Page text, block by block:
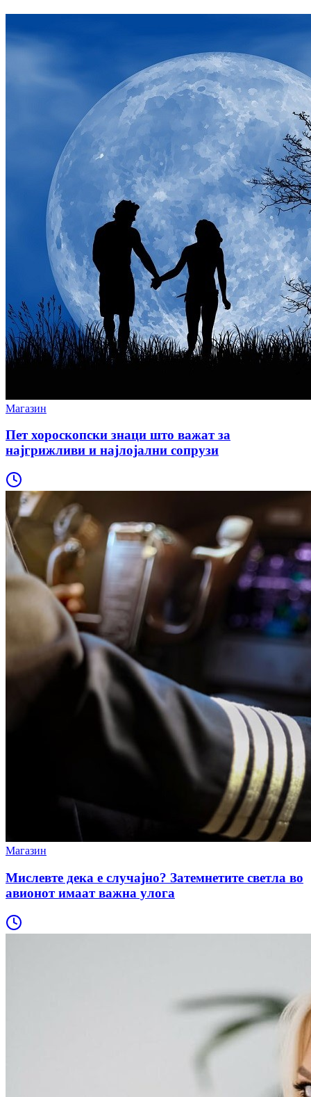
Магазин
Пет хороскопски знаци што важат за
најгрижливи и најлојални сопрузи
Магазин
Мислевте дека е случајно? Затемнетите светла во
авионот имаат важна улога